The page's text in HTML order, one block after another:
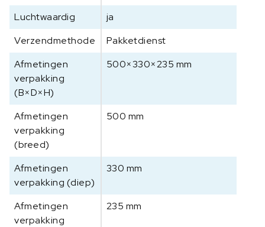
Luchtwaardig
ja
Verzendmethode
Pakketdienst
Afmetingen
verpakking
(B×D×H)
500×330×235 mm
Afmetingen
verpakking
(breed)
500 mm
Afmetingen
verpakking (diep)
330 mm
Afmetingen
verpakking
235 mm